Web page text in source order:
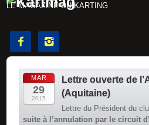
LE MAGAZINE DU KARTING
 
MAR
29
2015
Lettre ouverte de
(Aquitaine)
Lettre du Président du
suite à l’annulation par le circuit